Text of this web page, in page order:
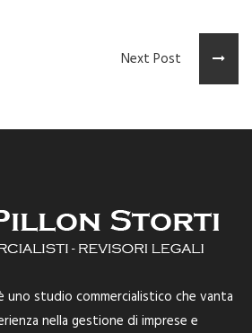
Next Post
studio commercialistico che vanta
nella gestione di imprese e